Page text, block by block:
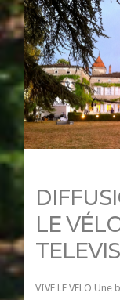
LE
VIVE LE VELO